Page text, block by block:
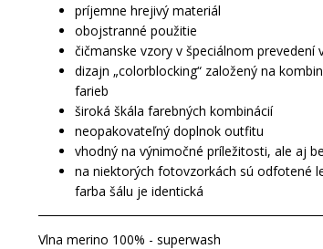
príjemne hrejivý materiál
obojstranné použitie
čičmanske vzory v špeciálnom prevedení
dizajn „colorblocking“ založený na
farieb
široká škála farebných kombinácií
neopakovateľný doplnok outfitu
vhodný na výnimočné príležitosti, ale aj
na niektorých fotovzorkách sú odfotené
farba šálu je identická
Vlna merino 100% - superwash